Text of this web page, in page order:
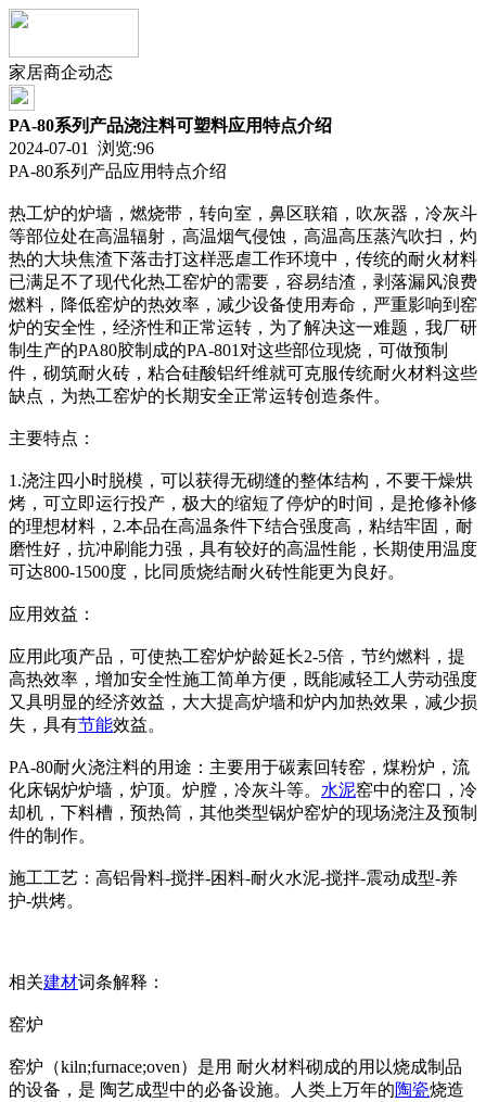
家居商企动态
PA-80系列产品浇注料可塑料应用特点介绍
2024-07-01 浏览:96
PA-80系列产品应用特点介绍
热工炉的炉墙，燃烧带，转向室，鼻区联箱，吹灰器，冷灰斗
等部位处在高温辐射，高温烟气侵蚀，高温高压蒸汽吹扫，灼
热的大块焦渣下落击打这样恶虐工作环境中，传统的耐火材料
已满足不了现代化热工窑炉的需要，容易结渣，剥落漏风浪费
燃料，降低窑炉的热效率，减少设备使用寿命，严重影响到窑
炉的安全性，经济性和正常运转，为了解决这一难题，我厂研
制生产的PA80胶制成的PA-801对这些部位现烧，可做预制
件，砌筑耐火砖，粘合硅酸铝纤维就可克服传统耐火材料这些
缺点，为热工窑炉的长期安全正常运转创造条件。
主要特点：
1.浇注四小时脱模，可以获得无砌缝的整体结构，不要干燥烘
烤，可立即运行投产，极大的缩短了停炉的时间，是抢修补修
的理想材料，2.本品在高温条件下结合强度高，粘结牢固，耐
磨性好，抗冲刷能力强，具有较好的高温性能，长期使用温度
可达800-1500度，比同质烧结耐火砖性能更为良好。
应用效益：
应用此项产品，可使热工窑炉炉龄延长2-5倍，节约燃料，提
高热效率，增加安全性施工简单方便，既能减轻工人劳动强度
又具明显的经济效益，大大提高炉墙和炉内加热效果，减少损
失，具有节能效益。
PA-80耐火浇注料的用途：主要用于碳素回转窑，煤粉炉，流
化床锅炉炉墙，炉顶。炉膛，冷灰斗等。 水泥窑中的窑口，冷
却机，下料槽，预热筒，其他类型锅炉窑炉的现场浇注及预制
件的制作。
施工工艺：高铝骨料-搅拌-困料-耐火水泥-搅拌-震动成型-养
护-烘烤。
相关建材词条解释：
窑炉
窑炉（kiln;furnace;oven）是用 耐火材料砌成的用以烧成制品
的设备，是 陶艺成型中的必备设施。人类上万年的陶瓷烧造